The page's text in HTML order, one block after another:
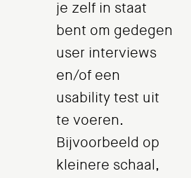
je zelf in staat
bent om gedegen
user interviews
en/of een
usability test uit
te voeren.
Bijvoorbeeld op
kleinere schaal,